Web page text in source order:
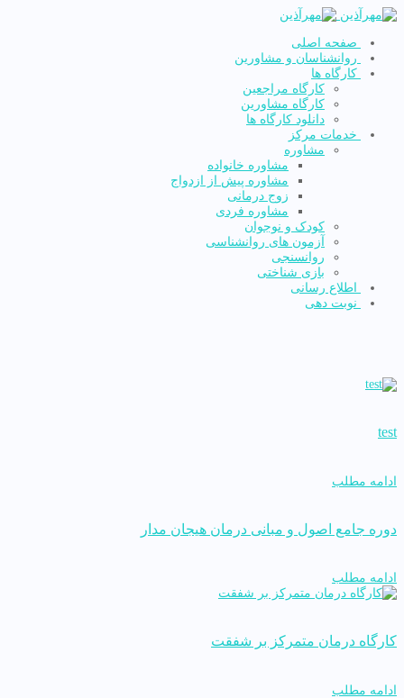
صفحه اصلی
روانشناسان و مشاورین
کارگاه ها
کارگاه مراجعین
کارگاه مشاورین
دانلود کارگاه ها
خدمات مرکز
مشاوره
مشاوره خانواده
مشاوره پیش از ازدواج
زوج درمانی
مشاوره فردی
کودک و نوجوان
آزمون های روانشناسی
روانسنجی
بازی شناختی
اطلاع رسانی
نوبت دهی
test
ادامه مطلب
دوره جامع اصول و مبانی درمان هیجان مدار
ادامه مطلب
کارگاه درمان متمرکز بر شفقت
ادامه مطلب